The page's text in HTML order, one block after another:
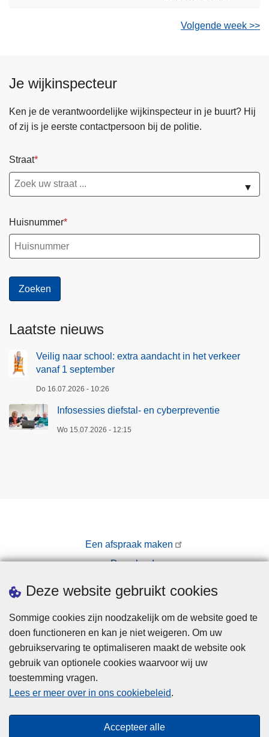
Deze website gebruikt cookies
Sommige cookies zijn noodzakelijk om de website goed te
doen functioneren en kan je niet weigeren. Om uw
gebruikservaring te optimaliseren maakt de website ook
gebruik van optionele cookies waarvoor wij uw
toestemming vragen.
Lees er meer over in ons cookiebeleid.
Accepteer alle
Volgende week >>
Je wijkinspecteur
Ken je de verantwoordelijke wijkinspecteur in je buurt? Hij
of zij is je eerste contactpersoon bij de politie.
Straat
▼
Huisnummer
Laatste nieuws
Veilig naar school: extra aandacht in het verkeer
vanaf 1 september
Do 16.07.2026 - 10:26
Infosessies diefstal- en cyberpreventie
Wo 15.07.2026 - 12:15
Een afspraak maken
Downloads
Pers
Privacy